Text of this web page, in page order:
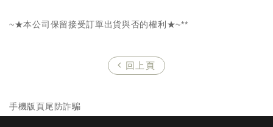
~★本公司保留接受訂單出貨與否的權利★~**
回上頁
手機版頁尾防詐騙